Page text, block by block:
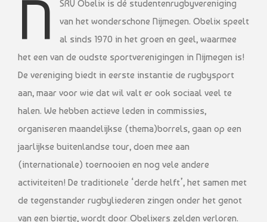
N
SRV Obelix is dé studentenrugbyvereniging
van het wonderschone Nijmegen. Obelix speelt
al sinds 1970 in het groen en geel, waarmee
het een van de oudste sportverenigingen in Nijmegen is!
De vereniging biedt in eerste instantie de rugbysport
aan, maar voor wie dat wil valt er ook sociaal veel te
halen. We hebben actieve leden in commissies,
organiseren maandelijkse (thema)borrels, gaan op een
jaarlijkse buitenlandse tour, doen mee aan
(internationale) toernooien en nog vele andere
activiteiten! De traditionele ‘derde helft’, het samen met
de tegenstander rugbyliederen zingen onder het genot
van een biertje, wordt door Obelixers zelden verloren.